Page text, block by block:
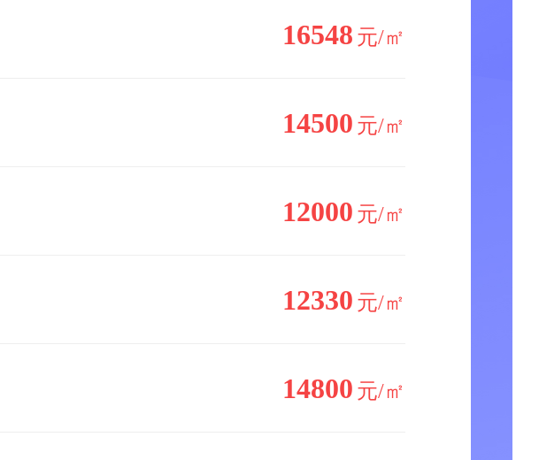
16548 元/㎡
14500 元/㎡
12000 元/㎡
12330 元/㎡
14800 元/㎡